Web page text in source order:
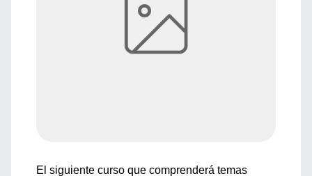
El siguiente curso que comprenderá temas